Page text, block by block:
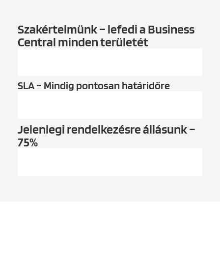
Szakértelmünk – lefedi a Business
Central minden területét
SLA – Mindig pontosan határidőre
Jelenlegi rendelkezésre állásunk –
75%